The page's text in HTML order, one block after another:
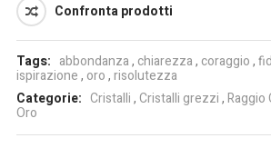
Confronta prodotti
Tags: abbondanza, chiarezza, coraggio,
ispirazione, oro,risolutezza
Categorie: Cristalli,Cristalli grezzi,Raggio
Oro